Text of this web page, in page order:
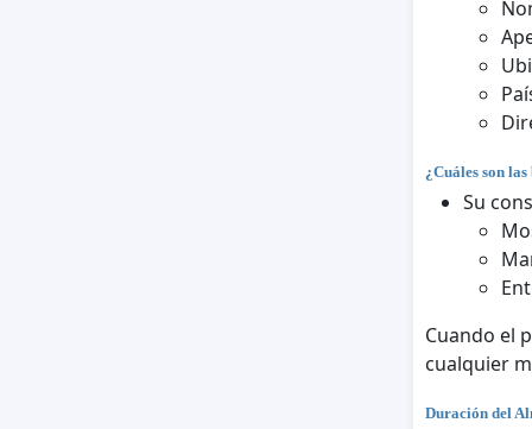
¿Cuáles son
Su
Cuando el
cualquier
Duración del